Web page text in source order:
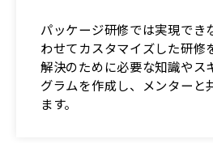
パッケージ研修では実現でき
わせてカスタマイズした研修
解決のために必要な知識やス
グラムを作成し、メンターと
ます。